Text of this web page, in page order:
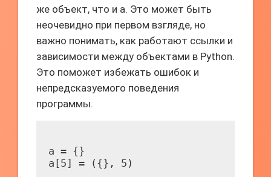
же объект, что и a. Это может быть
неочевидно при первом взгляде, но
важно понимать, как работают ссылки и
зависимости между объектами в Python.
Это поможет избежать ошибок и
непредсказуемого поведения
программы.
a = {}